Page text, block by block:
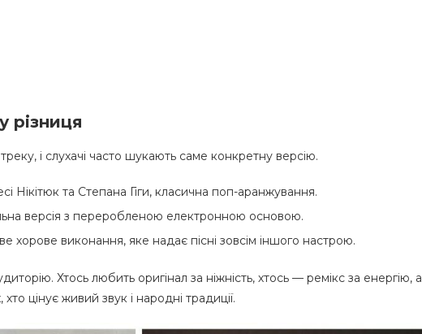
різниця
треку, і слухачі часто шукають саме конкретну версію.
Нікітюк та Степана Гіги, класична поп-аранжування.
версія з переробленою електронною основою.
хорове виконання, яке надає пісні зовсім іншого настрою.
Хтось любить оригінал за ніжність, хтось — ремікс за енергію, а
цінує живий звук і народні традиції.